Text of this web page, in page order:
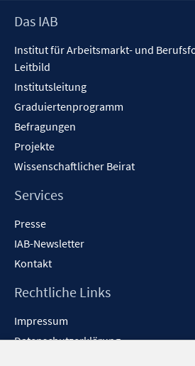
Footer
Das IAB
Institut für Arbeitsmarkt- und
Leitbild
Institutsleitung
Graduiertenprogramm
Befragungen
Projekte
Wissenschaftlicher Beirat
Services
Presse
IAB-Newsletter
Kontakt
Rechtliche Links
Impressum
Datenschutzerklärung